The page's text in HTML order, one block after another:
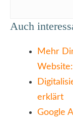
Auch
Mehr
erklärt
Google